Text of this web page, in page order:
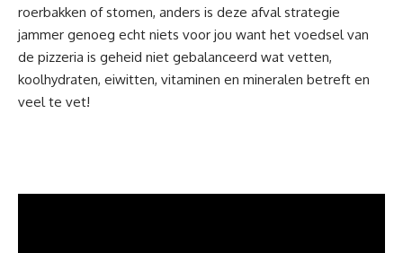
roerbakken of stomen, anders is deze afval strategie
jammer genoeg echt niets voor jou want het voedsel van
de pizzeria is geheid niet gebalanceerd wat vetten,
koolhydraten, eiwitten, vitaminen en mineralen betreft en
veel te vet!